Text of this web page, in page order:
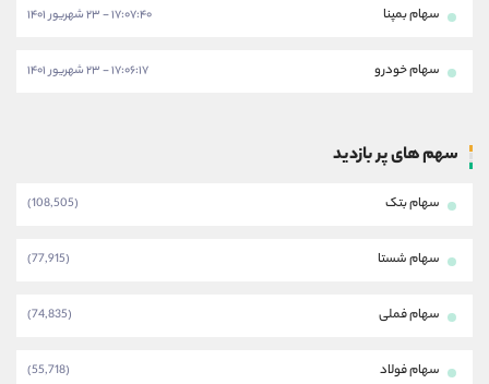
سهام بمپنا ۱۷:۰۷:۴۰ - ۲۳ شهریور ۱۴۰۱
سهام خودرو ۱۷:۰۶:۱۷ - ۲۳ شهریور ۱۴۰۱
سهم های پر بازدید
سهام بتک (108,505)
سهام شستا (77,915)
سهام فملی (74,835)
سهام فولاد (55,718)